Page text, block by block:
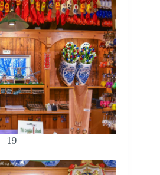
19